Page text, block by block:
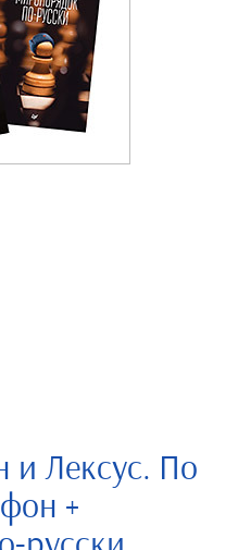
и Лексус. По
+